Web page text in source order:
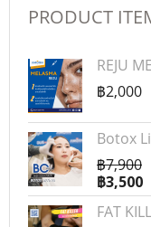
PRODUCT
REJU
฿2,000
Botox
฿7,900
฿3,500
FAT